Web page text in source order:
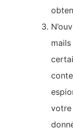
votre